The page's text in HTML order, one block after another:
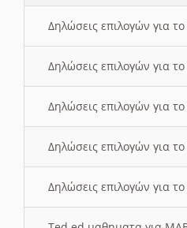
Δηλώσεις επιλογών για
Δηλώσεις επιλογών για
Δηλώσεις επιλογών για
Δηλώσεις επιλογών για
Δηλώσεις επιλογών για